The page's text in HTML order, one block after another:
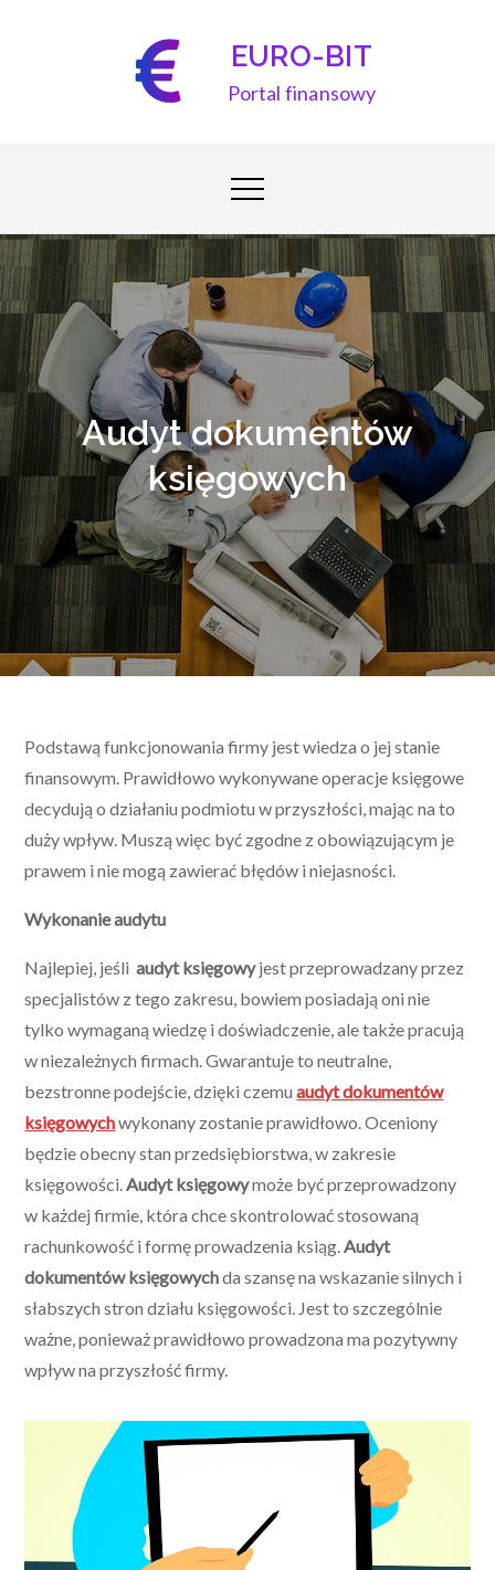
EURO-BIT
Portal finansowy
Audyt dokumentów
księgowych
Podstawą funkcjonowania firmy jest wiedza o jej stanie
finansowym. Prawidłowo wykonywane operacje księgowe
decydują o działaniu podmiotu w przyszłości, mając na to
duży wpływ. Muszą więc być zgodne z obowiązującym je
prawem i nie mogą zawierać błędów i niejasności.
Wykonanie audytu
Najlepiej, jeśliaudyt księgowyjest przeprowadzany przez
specjalistów z tego zakresu, bowiem posiadają oni nie
tylko wymaganą wiedzę i doświadczenie, ale także pracują
w niezależnych firmach. Gwarantuje to neutralne,
bezstronne podejście, dzięki czemuaudyt dokumentów
księgowychwykonany zostanie prawidłowo. Oceniony
będzie obecny stan przedsiębiorstwa, w zakresie
księgowości.Audyt księgowymoże być przeprowadzony
w każdej firmie, która chce skontrolować stosowaną
rachunkowość i formę prowadzenia ksiąg.Audyt
dokumentów księgowychda szansę na wskazanie silnych i
słabszych stron działu księgowości. Jest to szczególnie
ważne, ponieważ prawidłowo prowadzona ma pozytywny
wpływ na przyszłość firmy.